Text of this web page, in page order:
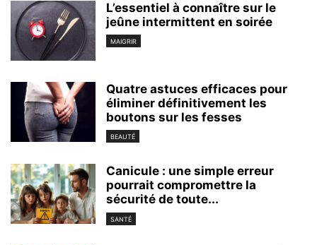
L’essentiel à connaître sur le
jeûne intermittent en soirée
MAIGRIR
Quatre astuces efficaces pour
éliminer définitivement les
boutons sur les fesses
BEAUTÉ
Canicule : une simple erreur
pourrait compromettre la
sécurité de toute...
SANTÉ